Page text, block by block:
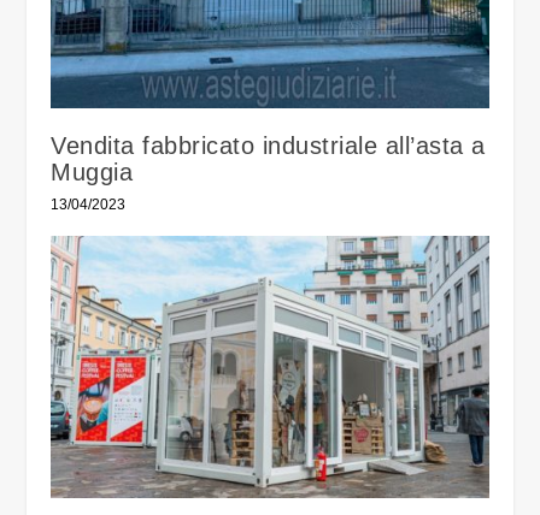
Vendita fabbricato industriale all’asta a
Muggia
13/04/2023